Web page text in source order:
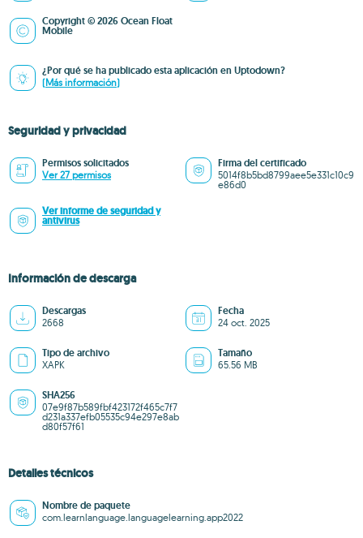
Copyright © 2026 Ocean Float
Mobile
¿Por qué se ha publicado esta aplicación en Uptodown?
(Más información)
Seguridad y privacidad
Permisos solicitados
Ver 27 permisos
Firma del certificado
5014f8b5bd8799aee5e331c10c9
e86d0
Ver informe de seguridad y
antivirus
Información de descarga
Descargas
2668
Fecha
24 oct. 2025
Tipo de archivo
XAPK
Tamaño
65.56 MB
SHA256
07e9f87b589fbf423172f465c7f7
d231a337efb05535c94e297e8ab
d80f57f61
Detalles técnicos
Nombre de paquete
com.learnlanguage.languagelearning.app2022